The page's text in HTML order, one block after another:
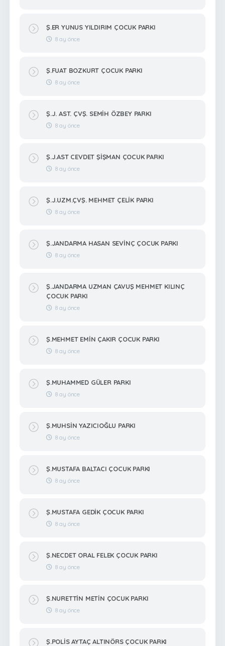
Ş.ER YUNUS YILDIRIM ÇOCUK PARKI
8 ay önce
Ş.FUAT BOZKURT ÇOCUK PARKI
8 ay önce
Ş.J. AST. ÇVŞ. SEMİH ÖZBEY PARKI
8 ay önce
Ş.J.AST CEVDET ŞİŞMAN ÇOCUK PARKI
8 ay önce
Ş.J.UZM.ÇVŞ. MEHMET ÇELİK PARKI
8 ay önce
Ş.JANDARMA HASAN SEVİNÇ ÇOCUK PARKI
8 ay önce
Ş.JANDARMA UZMAN ÇAVUŞ MEHMET KILINÇ
ÇOCUK PARKI
8 ay önce
Ş.MEHMET EMİN ÇAKIR ÇOCUK PARKI
8 ay önce
Ş.MUHAMMED GÜLER PARKI
8 ay önce
Ş.MUHSİN YAZICIOĞLU PARKI
8 ay önce
Ş.MUSTAFA BALTACI ÇOCUK PARKI
8 ay önce
Ş.MUSTAFA GEDİK ÇOCUK PARKI
8 ay önce
Ş.NECDET ORAL FELEK ÇOCUK PARKI
8 ay önce
Ş.NURETTİN METİN ÇOCUK PARKI
8 ay önce
Ş.POLİS AYTAÇ ALTINÖRS ÇOCUK PARKI